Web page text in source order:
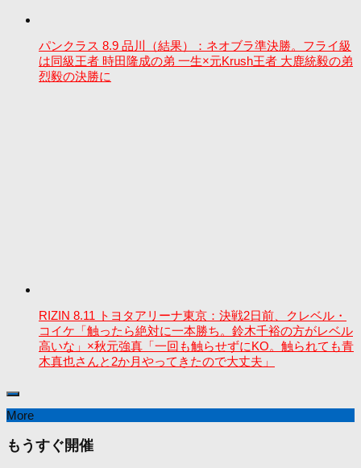
パンクラス 8.9 品川（結果）：ネオブラ準決勝。フライ級
は同級王者 時田隆成の弟 一生×元Krush王者 大鹿統毅の弟
烈毅の決勝に
RIZIN 8.11 トヨタアリーナ東京：決戦2日前、クレベル・
コイケ「触ったら絶対に一本勝ち。鈴木千裕の方がレベル
高いな」×秋元強真「一回も触らせずにKO。触られても青
木真也さんと2か月やってきたので大丈夫」
More
もうすぐ開催